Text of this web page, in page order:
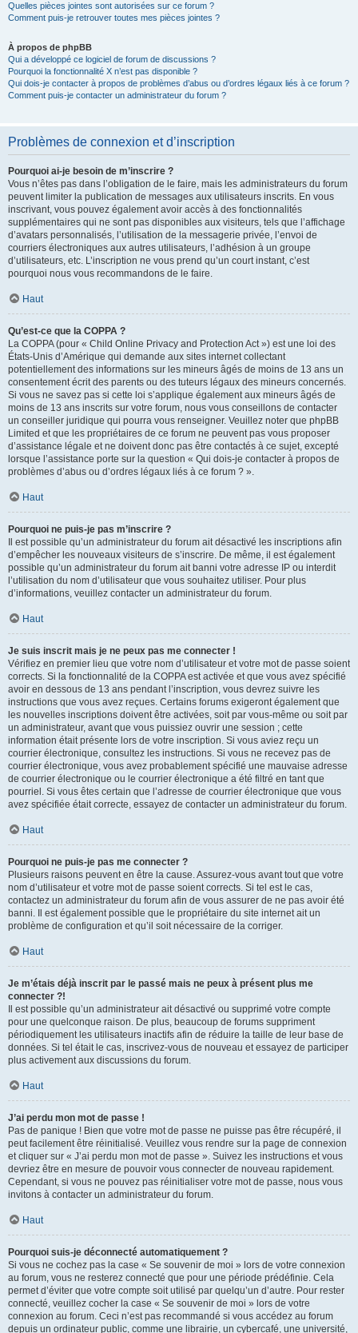
Quelles pièces jointes sont autorisées sur ce forum ?
Comment puis-je retrouver toutes mes pièces jointes ?
À propos de phpBB
Qui a développé ce logiciel de forum de discussions ?
Pourquoi la fonctionnalité X n’est pas disponible ?
Qui dois-je contacter à propos de problèmes d’abus ou d’ordres légaux liés à ce forum ?
Comment puis-je contacter un administrateur du forum ?
Problèmes de connexion et d’inscription
Pourquoi ai-je besoin de m’inscrire ?
Vous n’êtes pas dans l’obligation de le faire, mais les administrateurs du forum
peuvent limiter la publication de messages aux utilisateurs inscrits. En vous
inscrivant, vous pouvez également avoir accès à des fonctionnalités
supplémentaires qui ne sont pas disponibles aux visiteurs, tels que l’affichage
d’avatars personnalisés, l’utilisation de la messagerie privée, l’envoi de
courriers électroniques aux autres utilisateurs, l’adhésion à un groupe
d’utilisateurs, etc. L’inscription ne vous prend qu’un court instant, c’est
pourquoi nous vous recommandons de le faire.
Haut
Qu’est-ce que la COPPA ?
La COPPA (pour « Child Online Privacy and Protection Act ») est une loi des
États-Unis d’Amérique qui demande aux sites internet collectant
potentiellement des informations sur les mineurs âgés de moins de 13 ans un
consentement écrit des parents ou des tuteurs légaux des mineurs concernés.
Si vous ne savez pas si cette loi s’applique également aux mineurs âgés de
moins de 13 ans inscrits sur votre forum, nous vous conseillons de contacter
un conseiller juridique qui pourra vous renseigner. Veuillez noter que phpBB
Limited et que les propriétaires de ce forum ne peuvent pas vous proposer
d’assistance légale et ne doivent donc pas être contactés à ce sujet, excepté
lorsque l’assistance porte sur la question « Qui dois-je contacter à propos de
problèmes d’abus ou d’ordres légaux liés à ce forum ? ».
Haut
Pourquoi ne puis-je pas m’inscrire ?
Il est possible qu’un administrateur du forum ait désactivé les inscriptions afin
d’empêcher les nouveaux visiteurs de s’inscrire. De même, il est également
possible qu’un administrateur du forum ait banni votre adresse IP ou interdit
l’utilisation du nom d’utilisateur que vous souhaitez utiliser. Pour plus
d’informations, veuillez contacter un administrateur du forum.
Haut
Je suis inscrit mais je ne peux pas me connecter !
Vérifiez en premier lieu que votre nom d’utilisateur et votre mot de passe soient
corrects. Si la fonctionnalité de la COPPA est activée et que vous avez spécifié
avoir en dessous de 13 ans pendant l’inscription, vous devrez suivre les
instructions que vous avez reçues. Certains forums exigeront également que
les nouvelles inscriptions doivent être activées, soit par vous-même ou soit par
un administrateur, avant que vous puissiez ouvrir une session ; cette
information était présente lors de votre inscription. Si vous aviez reçu un
courrier électronique, consultez les instructions. Si vous ne recevez pas de
courrier électronique, vous avez probablement spécifié une mauvaise adresse
de courrier électronique ou le courrier électronique a été filtré en tant que
pourriel. Si vous êtes certain que l’adresse de courrier électronique que vous
avez spécifiée était correcte, essayez de contacter un administrateur du forum.
Haut
Pourquoi ne puis-je pas me connecter ?
Plusieurs raisons peuvent en être la cause. Assurez-vous avant tout que votre
nom d’utilisateur et votre mot de passe soient corrects. Si tel est le cas,
contactez un administrateur du forum afin de vous assurer de ne pas avoir été
banni. Il est également possible que le propriétaire du site internet ait un
problème de configuration et qu’il soit nécessaire de la corriger.
Haut
Je m’étais déjà inscrit par le passé mais ne peux à présent plus me
connecter ?!
Il est possible qu’un administrateur ait désactivé ou supprimé votre compte
pour une quelconque raison. De plus, beaucoup de forums suppriment
périodiquement les utilisateurs inactifs afin de réduire la taille de leur base de
données. Si tel était le cas, inscrivez-vous de nouveau et essayez de participer
plus activement aux discussions du forum.
Haut
J’ai perdu mon mot de passe !
Pas de panique ! Bien que votre mot de passe ne puisse pas être récupéré, il
peut facilement être réinitialisé. Veuillez vous rendre sur la page de connexion
et cliquer sur « J’ai perdu mon mot de passe ». Suivez les instructions et vous
devriez être en mesure de pouvoir vous connecter de nouveau rapidement.
Cependant, si vous ne pouvez pas réinitialiser votre mot de passe, nous vous
invitons à contacter un administrateur du forum.
Haut
Pourquoi suis-je déconnecté automatiquement ?
Si vous ne cochez pas la case « Se souvenir de moi » lors de votre connexion
au forum, vous ne resterez connecté que pour une période prédéfinie. Cela
permet d’éviter que votre compte soit utilisé par quelqu’un d’autre. Pour rester
connecté, veuillez cocher la case « Se souvenir de moi » lors de votre
connexion au forum. Ceci n’est pas recommandé si vous accédez au forum
depuis un ordinateur public, comme une librairie, un cybercafé, une université,